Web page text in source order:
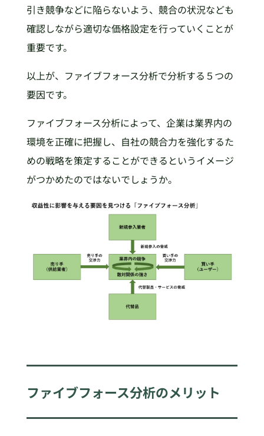
引き競争などに陥らないよう、競合の状況なども
確認しながら適切な価格設定を行っていくことが
重要です。
以上が、ファイブフォース分析で分析する５つの
要因です。
ファイブフォース分析によって、企業は業界内の
環境を正確に把握し、自社の競合力を強化するた
めの戦略を策定することができるというイメージ
がつかめたのではないでしょうか。
ファイブフォース分析のメリット